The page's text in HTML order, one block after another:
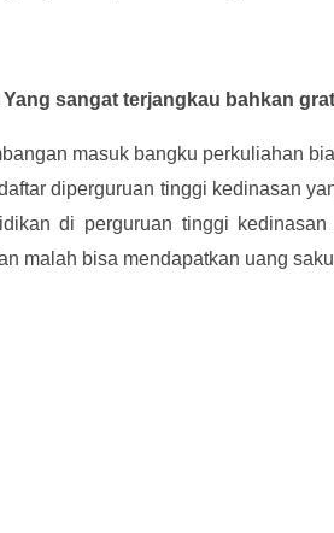
Yang sangat terjangkau bahkan
masuk bangku perkuliahan
diperguruan tinggi kedinasan
di perguruan tinggi
malah bisa mendapatkan uang